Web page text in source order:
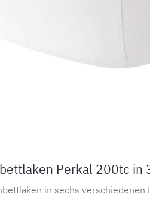
Perkal 200tc in
in sechs